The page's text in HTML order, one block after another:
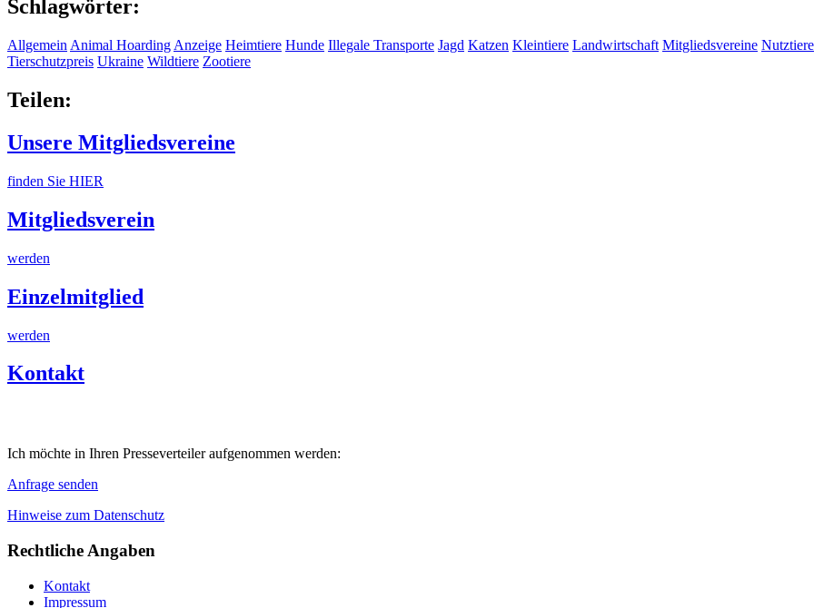
Schlagwörter:
Allgemein Animal Hoarding Anzeige Heimtiere Hunde Illegale Transporte Jagd Katzen Kleintiere Landwirtschaft Mitgliedsvereine Nutztiere
Tierschutzpreis Ukraine Wildtiere Zootiere
Teilen:
Unsere Mitgliedsvereine
finden Sie HIER
Mitgliedsverein
werden
Einzelmitglied
werden
Kontakt
Ich möchte in Ihren Presseverteiler aufgenommen werden:
Anfrage senden
Hinweise zum Datenschutz
Rechtliche Angaben
Kontakt
Impressum